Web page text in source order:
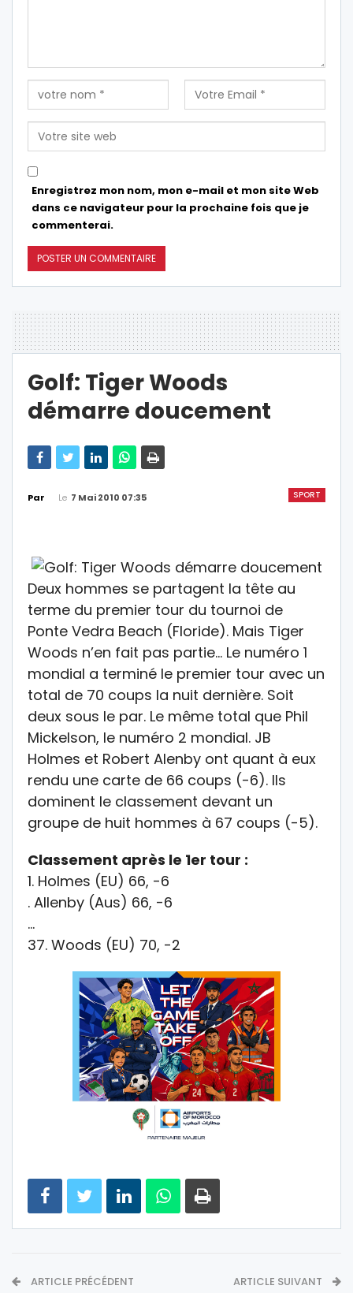
Enregistrez mon nom, mon e-mail et mon site Web
dans ce navigateur pour la prochaine fois que je
commenterai.
Golf: Tiger Woods
démarre doucement
SPORT
Par Le 7 Mai 2010 07:35
Deux hommes se partagent la tête au
terme du premier tour du tournoi de
Ponte Vedra Beach (Floride). Mais Tiger
Woods n’en fait pas partie… Le numéro 1
mondial a terminé le premier tour avec un
total de 70 coups la nuit dernière. Soit
deux sous le par. Le même total que Phil
Mickelson, le numéro 2 mondial. JB
Holmes et Robert Alenby ont quant à eux
rendu une carte de 66 coups (-6). Ils
dominent le classement devant un
groupe de huit hommes à 67 coups (-5).
Classement après le 1er tour :
1. Holmes (EU) 66, -6
. Allenby (Aus) 66, -6
…
37. Woods (EU) 70, -2
ARTICLE PRÉCÉDENT ARTICLE SUIVANT